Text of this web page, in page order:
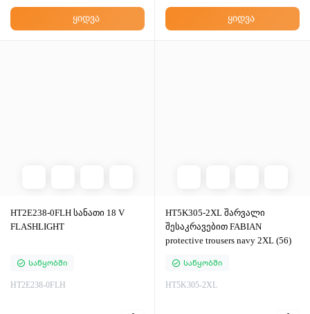
ყიდვა ყიდვა
HT2E238-0FLH სანათი 18 V
FLASHLIGHT
Საწყობში
HT2E238-0FLH
HT5K305-2XL შარვალი
შესაკრავებით FABIAN
protective trousers navy 2XL (56)
Საწყობში
HT5K305-2XL